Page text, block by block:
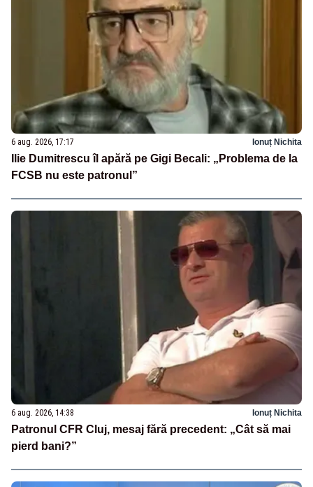
6 aug. 2026, 17:17 Ionuț Nichita
Ilie Dumitrescu îl apără pe Gigi Becali: „Problema de la
FCSB nu este patronul”
6 aug. 2026, 14:38 Ionuț Nichita
Patronul CFR Cluj, mesaj fără precedent: „Cât să mai
pierd bani?”